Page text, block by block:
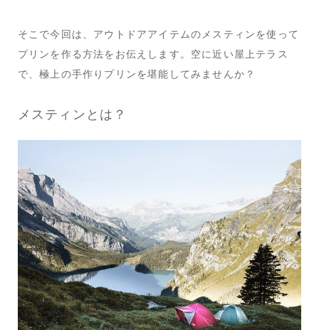
そこで今回は、アウトドアアイテムのメスティンを使って
プリンを作る方法をお伝えします。空に近い屋上テラス
で、極上の手作りプリンを堪能してみませんか？
メスティンとは？